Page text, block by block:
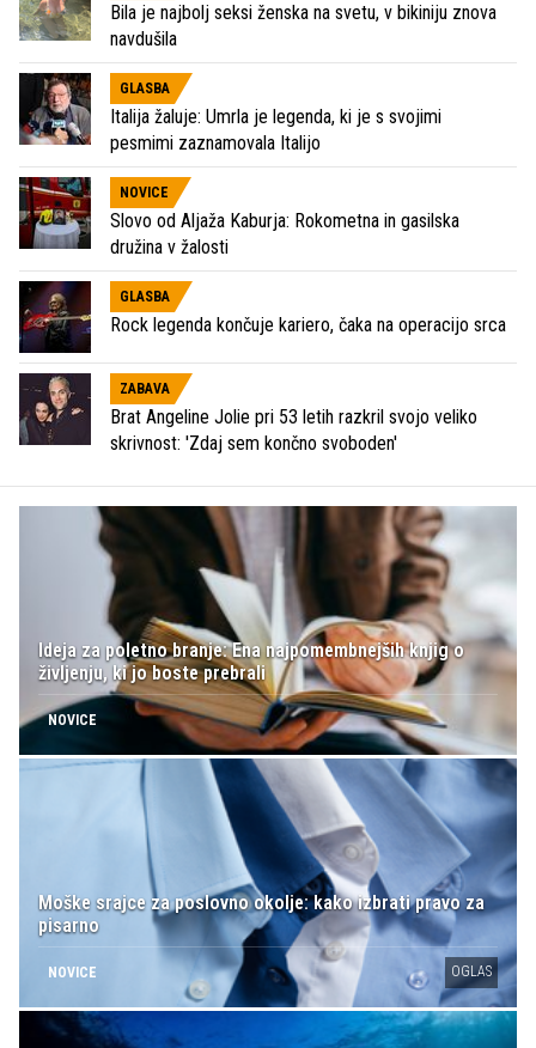
Bila je najbolj seksi ženska na svetu, v bikiniju znova
navdušila
GLASBA
Italija žaluje: Umrla je legenda, ki je s svojimi
pesmimi zaznamovala Italijo
NOVICE
Slovo od Aljaža Kaburja: Rokometna in gasilska
družina v žalosti
GLASBA
Rock legenda končuje kariero, čaka na operacijo srca
ZABAVA
Brat Angeline Jolie pri 53 letih razkril svojo veliko
skrivnost: 'Zdaj sem končno svoboden'
Ideja za poletno branje: Ena najpomembnejših knjig o
življenju, ki jo boste prebrali
NOVICE
Moške srajce za poslovno okolje: kako izbrati pravo za
pisarno
NOVICE OGLAS